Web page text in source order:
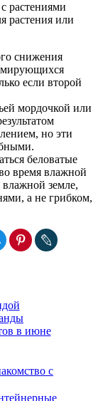
растениями
растения или
снижения
если второй
мордочкой или
но эти
беловатые
время влажной
влажной земле,
а не грибком,
в июне
с